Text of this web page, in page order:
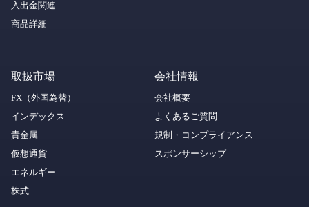
入出金関連
商品詳細
取扱市場
FX（外国為替）
インデックス
貴金属
仮想通貨
エネルギー
株式
会社情報
会社概要
よくあるご質問
規制・コンプライアンス
スポンサーシップ